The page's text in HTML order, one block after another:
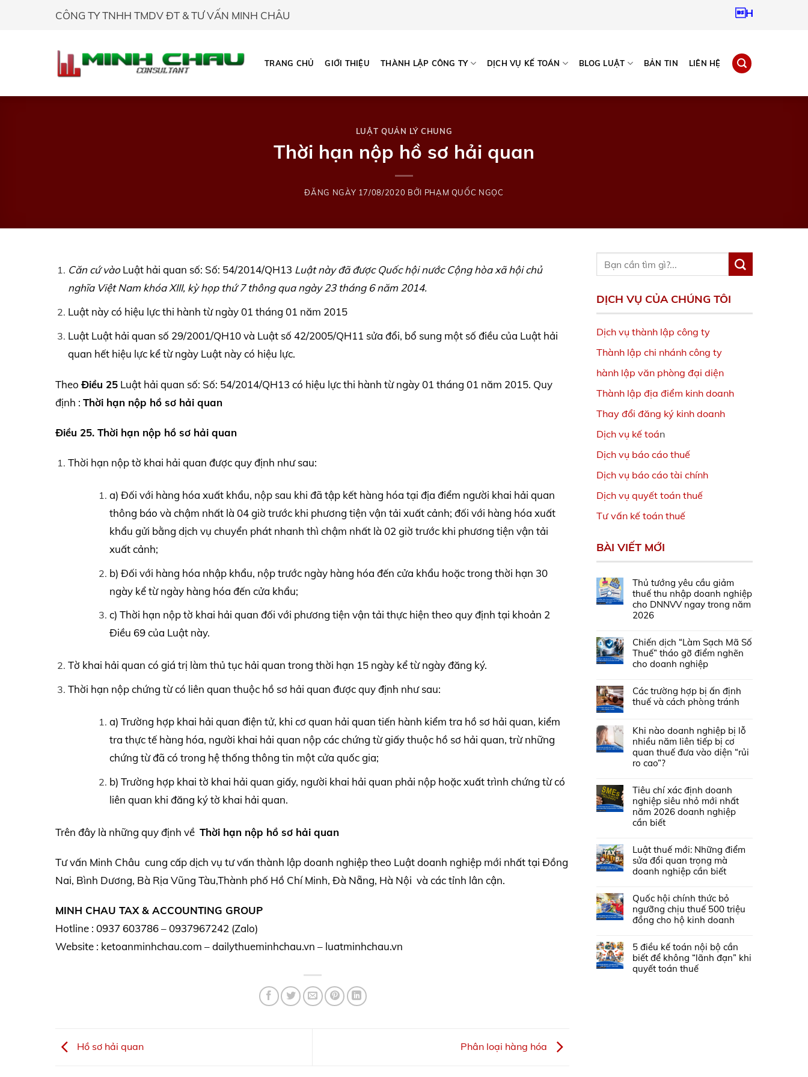
CÔNG TY TNHH TMDV ĐT & TƯ VẤN MINH CHÂU Hotline:
TRANG CHỦ GIỚI THIỆU THÀNH LẬP CÔNG TY DỊCH VỤ KẾ TOÁN BLOG LUẬT BẢN TIN LIÊN HỆ
LUẬT QUẢN LÝ CHUNG
Thời hạn nộp hồ sơ hải quan
ĐĂNG NGÀY 17/08/2020 BỞI PHẠM QUỐC NGỌC
Căn cứ vàoLuật hải quan số: Số: 54/2014/QH13 Luật này đã được Quốc hội nước Cộng hòa xã hội chủ
nghĩa Việt Nam khóa XIII, kỳ họp thứ 7 thông qua ngày 23 tháng 6 năm 2014.
Luật này có hiệu lực thi hành từ ngày 01 tháng 01 năm 2015
Luật Luật hải quan số 29/2001/QH10 và Luật số 42/2005/QH11 sửa đổi, bổ sung một số điều của Luật hải
quan hết hiệu lực kể từ ngày Luật này có hiệu lực.
Theo Điều 25 Luật hải quan số: Số: 54/2014/QH13 có hiệu lực thi hành từ ngày 01 tháng 01 năm 2015. Quy
định : Thời hạn nộp hồ sơ hải quan
Điều 25. Thời hạn nộp hồ sơ hải quan
Thời hạn nộp tờ khai hải quan được quy định như sau:
a) Đối với hàng hóa xuất khẩu, nộp sau khi đã tập kết hàng hóa tại địa điểm người khai hải quan
thông báo và chậm nhất là 04 giờ trước khi phương tiện vận tải xuất cảnh; đối với hàng hóa xuất
khẩu gửi bằng dịch vụ chuyển phát nhanh thì chậm nhất là 02 giờ trước khi phương tiện vận tải
xuất cảnh;
b) Đối với hàng hóa nhập khẩu, nộp trước ngày hàng hóa đến cửa khẩu hoặc trong thời hạn 30
ngày kể từ ngày hàng hóa đến cửa khẩu;
c) Thời hạn nộp tờ khai hải quan đối với phương tiện vận tải thực hiện theo quy định tại khoản 2
Điều 69 của Luật này.
Tờ khai hải quan có giá trị làm thủ tục hải quan trong thời hạn 15 ngày kể từ ngày đăng ký.
Thời hạn nộp chứng từ có liên quan thuộc hồ sơ hải quan được quy định như sau:
a) Trường hợp khai hải quan điện tử, khi cơ quan hải quan tiến hành kiểm tra hồ sơ hải quan, kiểm
tra thực tế hàng hóa, người khai hải quan nộp các chứng từ giấy thuộc hồ sơ hải quan, trừ những
chứng từ đã có trong hệ thống thông tin một cửa quốc gia;
b) Trường hợp khai tờ khai hải quan giấy, người khai hải quan phải nộp hoặc xuất trình chứng từ có
liên quan khi đăng ký tờ khai hải quan.
Trên đây là những quy định về Thời hạn nộp hồ sơ hải quan
Tư vấn Minh Châu cung cấp dịch vụ tư vấn thành lập doanh nghiệp theo Luật doanh nghiệp mới nhất tại Đồng
Nai, Bình Dương, Bà Rịa Vũng Tàu,Thành phố Hồ Chí Minh, Đà Nẵng, Hà Nội và các tỉnh lân cận.
MINH CHAU TAX & ACCOUNTING GROUP
Hotline : 0937 603786 – 0937967242 (Zalo)
Website : ketoanminhchau.com – dailythueminhchau.vn – luatminhchau.vn
Hồ sơ hải quan Phân loại hàng hóa
DỊCH VỤ CỦA CHÚNG TÔI
Dịch vụ thành lập công ty
Thành lập chi nhánh công ty
hành lập văn phòng đại diện
Thành lập địa điểm kinh doanh
Thay đổi đăng ký kinh doanh
Dịch vụ kế toán
Dịch vụ báo cáo thuế
Dịch vụ báo cáo tài chính
Dịch vụ quyết toán thuế
Tư vấn kế toán thuế
BÀI VIẾT MỚI
Thủ tướng yêu cầu giảm
thuế thu nhập doanh nghiệp
cho DNNVV ngay trong năm
2026
Chiến dịch “Làm Sạch Mã Số
Thuế” tháo gỡ điểm nghẽn
cho doanh nghiệp
Các trường hợp bị ấn định
thuế và cách phòng tránh
Khi nào doanh nghiệp bị lỗ
nhiều năm liên tiếp bị cơ
quan thuế đưa vào diện “rủi
ro cao”?
Tiêu chí xác định doanh
nghiệp siêu nhỏ mới nhất
năm 2026 doanh nghiệp
cần biết
Luật thuế mới: Những điểm
sửa đổi quan trọng mà
doanh nghiệp cần biết
Quốc hội chính thức bỏ
ngưỡng chịu thuế 500 triệu
đồng cho hộ kinh doanh
5 điều kế toán nội bộ cần
biết để không “lãnh đạn” khi
quyết toán thuế